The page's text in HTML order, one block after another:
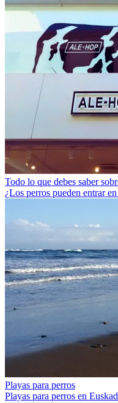
Todo lo que debes saber
¿Los perros pueden entrar
Playas para perros
Playas para perros en